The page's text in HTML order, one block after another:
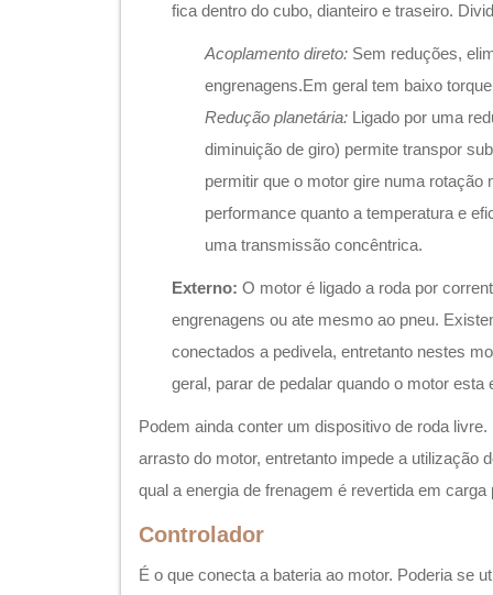
fica dentro do cubo, dianteiro e traseiro.
Acoplamento direto: Sem reduções,
engrenagens.Em geral tem baixo
Redução planetária: Ligado por uma
diminuição de giro) permite transpor
permitir que o motor gire numa rotação
performance quanto a temperatura e
uma transmissão concêntrica.
Externo: O motor é ligado a roda por
engrenagens ou ate mesmo ao pneu.
conectados a pedivela, entretanto nestes
geral, parar de pedalar quando o motor esta
Podem ainda conter um dispositivo de roda
arrasto do motor, entretanto impede a utilização
qual a energia de frenagem é revertida em carga
Controlador
É o que conecta a bateria ao motor. Poderia se